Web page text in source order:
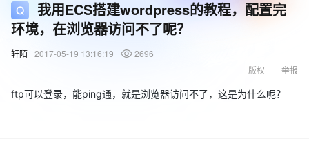
我用ECS搭建wordpress的教程，配置完
环境，在浏览器访问不了呢？
轩陌 2017-05-19 13:16:19
2696
举报
版权
ftp可以登录，能ping通，就是浏览器访问不了，这是为什么呢？